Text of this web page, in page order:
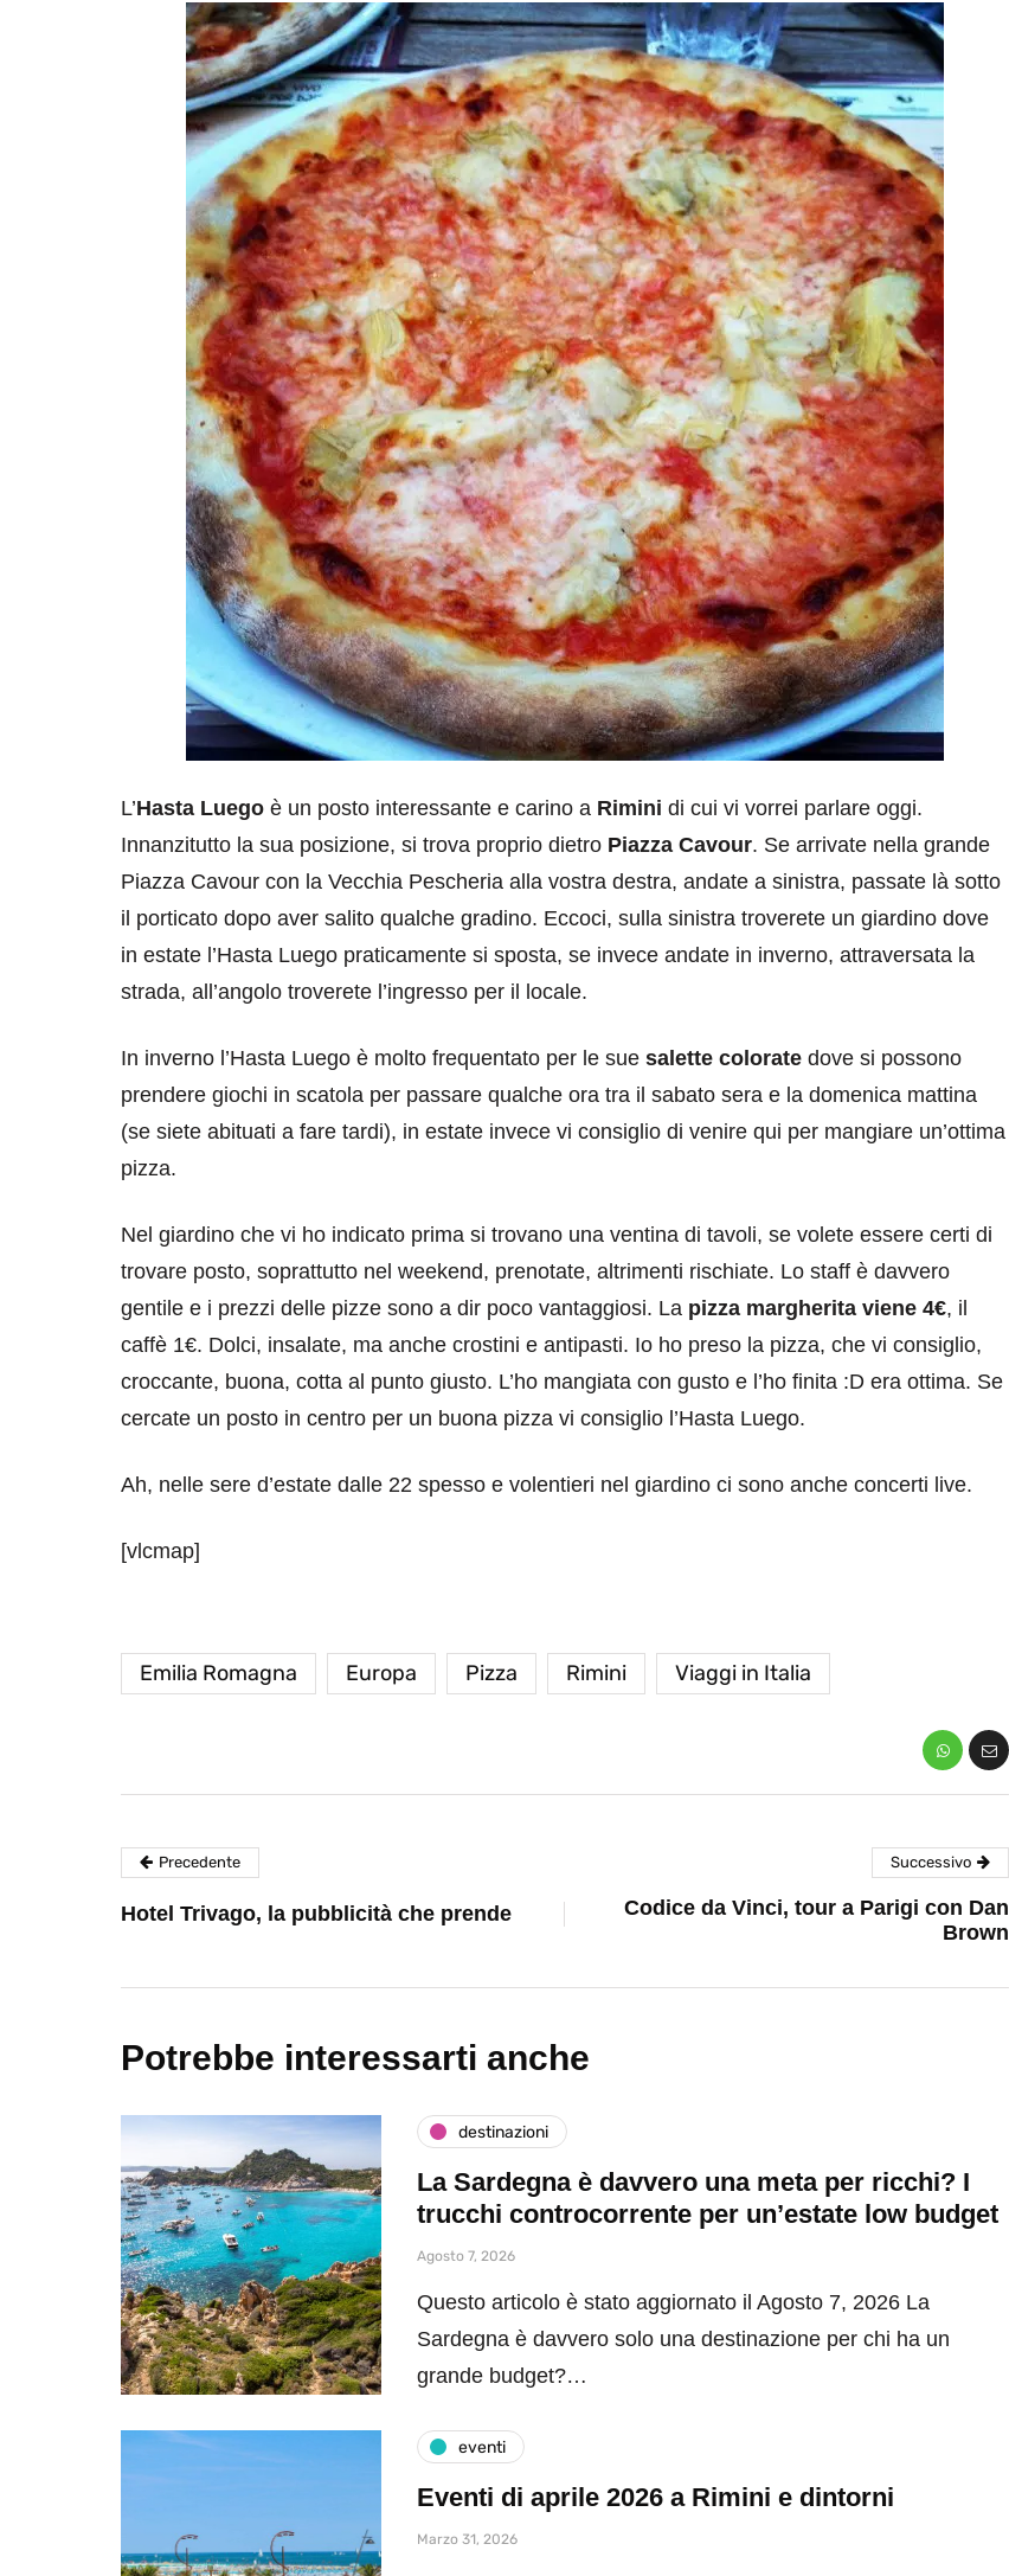
L’Hasta Luego è un posto interessante e carino a Rimini di cui vi vorrei parlare oggi.
Innanzitutto la sua posizione, si trova proprio dietro Piazza Cavour. Se arrivate nella grande
Piazza Cavour con la Vecchia Pescheria alla vostra destra, andate a sinistra, passate là sotto
il porticato dopo aver salito qualche gradino. Eccoci, sulla sinistra troverete un giardino dove
in estate l’Hasta Luego praticamente si sposta, se invece andate in inverno, attraversata la
strada, all’angolo troverete l’ingresso per il locale.
In inverno l’Hasta Luego è molto frequentato per le sue salette colorate dove si possono
prendere giochi in scatola per passare qualche ora tra il sabato sera e la domenica mattina
(se siete abituati a fare tardi), in estate invece vi consiglio di venire qui per mangiare un’ottima
pizza.
Nel giardino che vi ho indicato prima si trovano una ventina di tavoli, se volete essere certi di
trovare posto, soprattutto nel weekend, prenotate, altrimenti rischiate. Lo staff è davvero
gentile e i prezzi delle pizze sono a dir poco vantaggiosi. La pizza margherita viene 4€, il
caffè 1€. Dolci, insalate, ma anche crostini e antipasti. Io ho preso la pizza, che vi consiglio,
croccante, buona, cotta al punto giusto. L’ho mangiata con gusto e l’ho finita :D era ottima. Se
cercate un posto in centro per un buona pizza vi consiglio l’Hasta Luego.
Ah, nelle sere d’estate dalle 22 spesso e volentieri nel giardino ci sono anche concerti live.
[vlcmap]
Emilia Romagna Europa Pizza Rimini Viaggi in Italia
il Louvre in
di 4 ore
destinazioni
Paros e la Grecia di
Immaturi il Viaggio
Giugno 26, 2013
eventi
Eventi di aprile 2026 a
Rimini e dintorni
Marzo 31, 2026
Precedente
Hotel Trivago, la pubblicità che prende
Successivo
Codice da Vinci, tour a Parigi con Dan
Brown
Potrebbe interessarti anche
destinazioni
La Sardegna è davvero una meta per ricchi? I
trucchi controcorrente per un’estate low budget
Agosto 7, 2026
Questo articolo è stato aggiornato il Agosto 7, 2026 La
Sardegna è davvero solo una destinazione per chi ha un
grande budget?…
eventi
Eventi di aprile 2026 a Rimini e dintorni
Marzo 31, 2026